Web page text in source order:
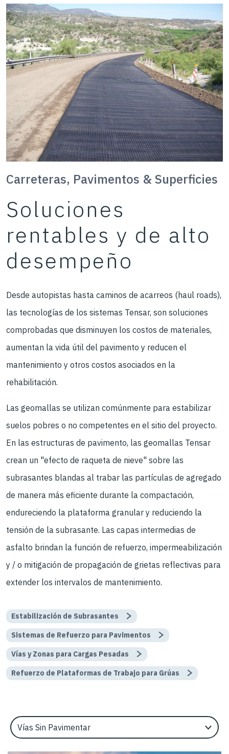
Carreteras, Pavimentos & Superficies
Soluciones
rentables y de alto
desempeño
Desde autopistas hasta caminos de acarreos (haul roads),
las tecnologías de los sistemas Tensar, son soluciones
comprobadas que disminuyen los costos de materiales,
aumentan la vida útil del pavimento y reducen el
mantenimiento y otros costos asociados en la
rehabilitación.
Las geomallas se utilizan comúnmente para estabilizar
suelos pobres o no competentes en el sitio del proyecto.
En las estructuras de pavimento, las geomallas Tensar
crean un "efecto de raqueta de nieve" sobre las
subrasantes blandas al trabar las partículas de agregado
de manera más eficiente durante la compactación,
endureciendo la plataforma granular y reduciendo la
tensión de la subrasante. Las capas intermedias de
asfalto brindan la función de refuerzo, impermeabilización
y / o mitigación de propagación de grietas reflectivas para
extender los intervalos de mantenimiento.
Estabilización de Subrasantes
Sistemas de Refuerzo para Pavimentos
Vías y Zonas para Cargas Pesadas
Refuerzo de Plataformas de Trabajo para Grúas
Select an Application Feature